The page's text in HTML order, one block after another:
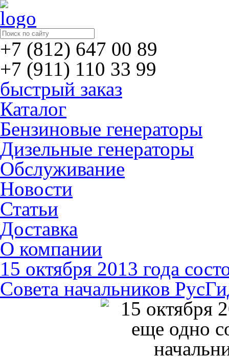
+7 (812) 647 00 89
+7 (911) 110 33 99
быстрый заказ
Каталог
Бензиновые генераторы
Дизельные генераторы
Обслуживание
Новости
Статьи
Доставка
О компании
15 октября 2013 года
Совета начальников